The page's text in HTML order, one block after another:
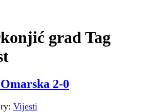
grad Tag
2-0
Vijesti